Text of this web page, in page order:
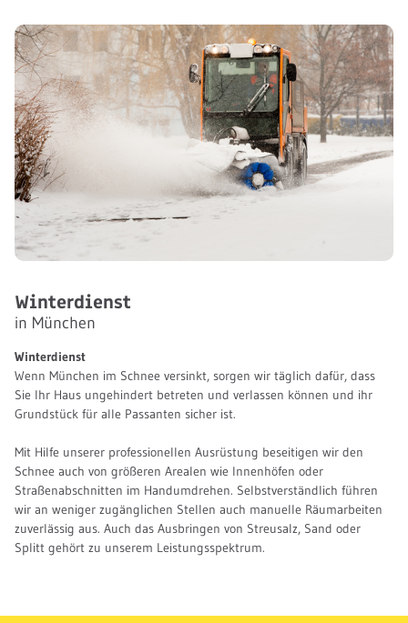
Entrümpelung
Kontakt
Winterdienst
in München
Winterdienst
Wenn München im Schnee versinkt, sorgen wir täglich dafür, dass
Sie Ihr Haus ungehindert betreten und verlassen können und ihr
Grundstück für alle Passanten sicher ist.
Mit Hilfe unserer professionellen Ausrüstung beseitigen wir den
Schnee auch von größeren Arealen wie Innenhöfen oder
Straßenabschnitten im Handumdrehen. Selbstverständlich führen
wir an weniger zugänglichen Stellen auch manuelle Räumarbeiten
zuverlässig aus. Auch das Ausbringen von Streusalz, Sand oder
Splitt gehört zu unserem Leistungsspektrum.